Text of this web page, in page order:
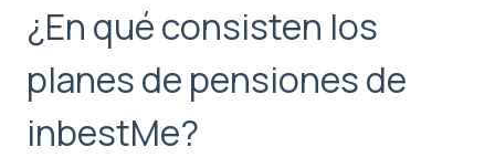
¿En qué consisten los
planes de pensiones de
inbestMe?